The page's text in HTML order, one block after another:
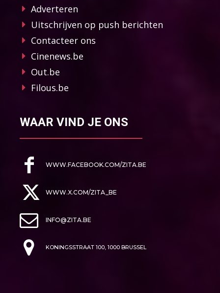
Adverteren
Uitschrijven op push berichten
Contacteer ons
Cinenews.be
Out.be
Filous.be
WAAR VIND JE ONS
WWW.FACEBOOK.COM/ZITA.BE
WWW.X.COM/ZITA_BE
INFO@ZITA.BE
KONINGSSTRAAT 100, 1000 BRUSSEL